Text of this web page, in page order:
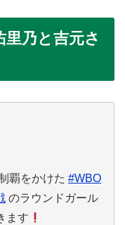
乃と吉元さ
覇をかけた #WBO
のラウンドガール
ます